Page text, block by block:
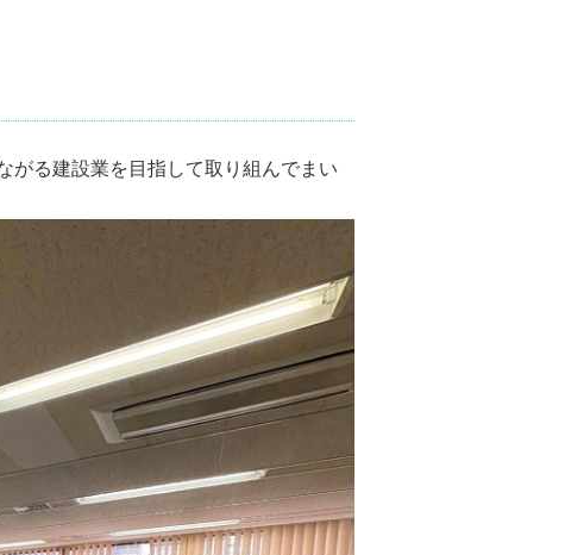
がる建設業を目指して取り組んでまい